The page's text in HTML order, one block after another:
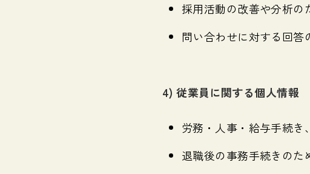
採用活動の改善や分析の
問い合わせに対する回答
4) 従業員に関する個人情報
労務・人事・給与手続
退職後の事務手続きのた